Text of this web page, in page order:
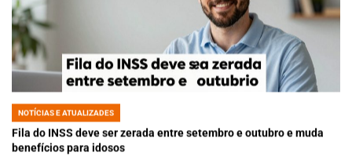
POSTED
IN
NOTÍCIAS E ATUALIZADES
Fila do INSS deve ser zerada entre setembro e outubro e muda
benefícios para idosos